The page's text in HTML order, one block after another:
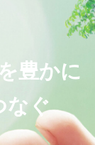
豊かに
なぐ